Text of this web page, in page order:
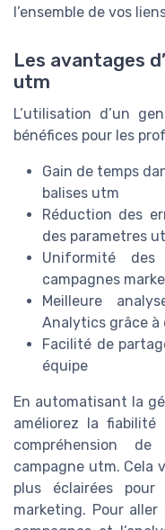
l’ensemble de vos
Les avantages
utm
L’utilisation d’un
bénéfices pour les
Gain de temps
balises utm
Réduction des
des parametres
Uniformité
campagnes
Meilleure
Analytics grâce à
Facilité de
équipe
En automatisant la
améliorez la
compréhension
campagne utm. Cela
plus éclairées pour
marketing. Pour